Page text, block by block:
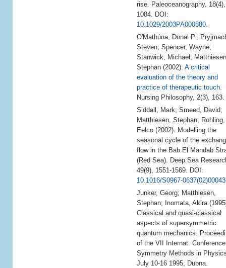
rise. Paleoceanography, 18(4),
1084. DOI:
10.1029/2003PA000880.
O'Mathúna, Donal P.;
Steven; Spencer, Wayne;
Stanwick, Michael;
Stephan (2002): A critical
evaluation of the theory and
practice of therapeutic touch.
Nursing Philosophy, 2(3), 163.
Siddall, Mark; Smeed, David;
Matthiesen, Stephan; Rohling,
Eelco (2002): Modelling the
seasonal cycle of the
flow in the Bab El Mandab
(Red Sea). Deep Sea
49(9), 1551-1569. DOI:
10.1016/S0967-
Junker, Georg; Matthiesen,
Stephan; Inomata, Akira
Classical and quasi-classical
aspects of supersymmetric
quantum mechanics.
of the VII Internat.
Symmetry Methods in
July 10-16 1995, Dubna.